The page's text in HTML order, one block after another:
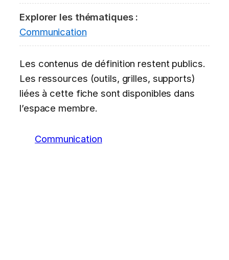
Explorer les thématiques :
Communication
Les contenus de définition restent publics.
Les ressources (outils, grilles, supports)
liées à cette fiche sont disponibles dans
l’espace membre.
Communication